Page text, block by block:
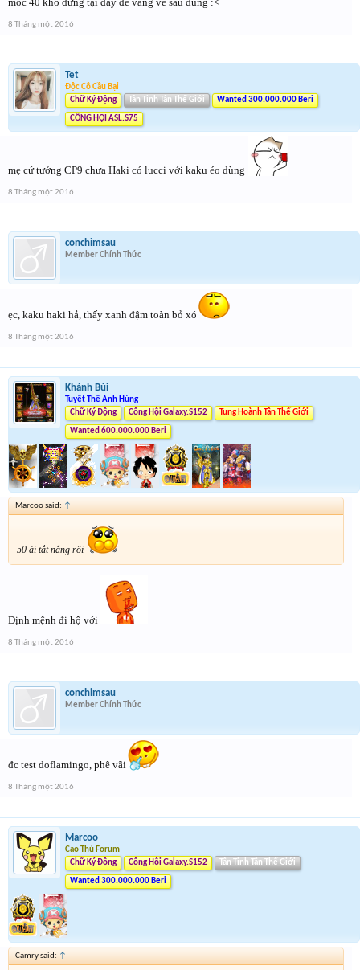
8 Tháng một 2016
Tet
Độc Cô Cầu Bại
Chữ Ký Động
Tân Tinh Tân Thế Giới Wanted 300.000.000 Beri
CÔNG HỘI ASL.S75
mẹ cứ tưởng CP9 chưa Haki có lucci với kaku éo dùng
8 Tháng một 2016
conchimsau
Member Chính Thức
ẹc, kaku haki hả, thấy xanh đậm toàn bỏ xó
8 Tháng một 2016
Khánh Bùi
Tuyệt Thế Anh Hùng
Chữ Ký Động
Công Hội Galaxy.S152 Tung Hoành Tân Thế Giới
Wanted 600.000.000 Beri
Marcoo said: ↑
50 ải tắt nắng rồi
Định mệnh đi hộ với
8 Tháng một 2016
conchimsau
Member Chính Thức
đc test doflamingo, phê vãi
8 Tháng một 2016
Marcoo
Cao Thủ Forum
Chữ Ký Động
Công Hội Galaxy.S152 Tân Tinh Tân Thế Giới
Wanted 300.000.000 Beri
Camry said: ↑